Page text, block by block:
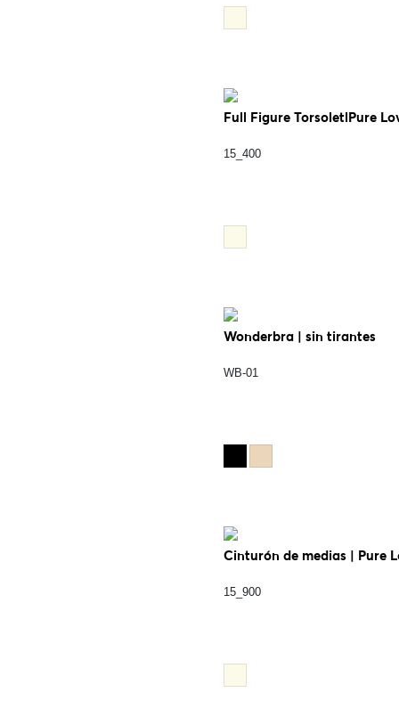
Full Figure TorsoletlPure
15_400
Wonderbra | sin tirantes
WB-01
Cinturón de medias | Pure
15_900